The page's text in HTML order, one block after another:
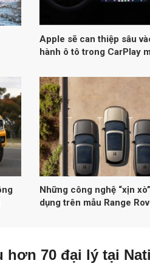
Apple sẽ can thiệp sâu
hành ô tô trong CarPlay
Những công nghệ “xịn
dụng trên mẫu Range
hơn 70 đại lý tại